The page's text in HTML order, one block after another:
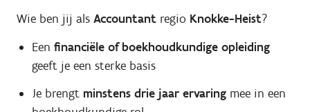
Wie ben jij als Accountant regio Knokke-Heist?
Een financiële of boekhoudkundige opleiding
geeft je een sterke basis
Je brengt minstens drie jaar ervaring mee in een